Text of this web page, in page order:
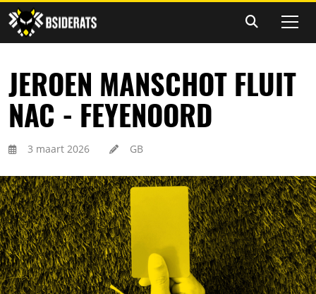
JEROEN MANSCHOT FLUIT
NAC - FEYENOORD
3 maart 2026 GB